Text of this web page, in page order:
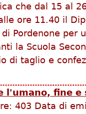
che dal 15 al
ore 11.40 il
Pordenone per
la Scuola
di taglio e
l'umano, fine e
403 Data di